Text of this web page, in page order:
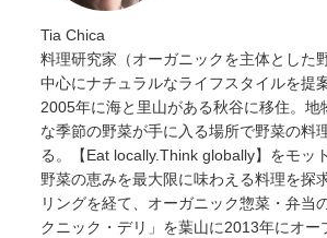
Tia Chica
料理研究家（オーガニックを主体とした
中心にナチュラルなライフスタイルを提案
2005年に海と里山がある秋谷に移住。地
な季節の野菜が手に入る場所で野菜の料
る。【Eat locally.Think globally】をモッ
野菜の恵みを最大限に味わえる料理を探
リングを経て、オーガニック惣菜・弁当
クニック・デリ」を葉山に2013年にオー